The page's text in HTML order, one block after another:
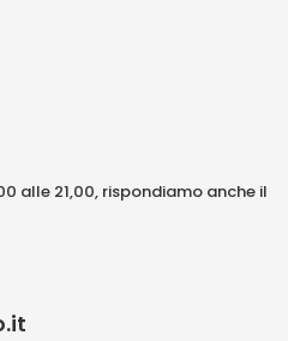
alle 21,00, rispondiamo anche il